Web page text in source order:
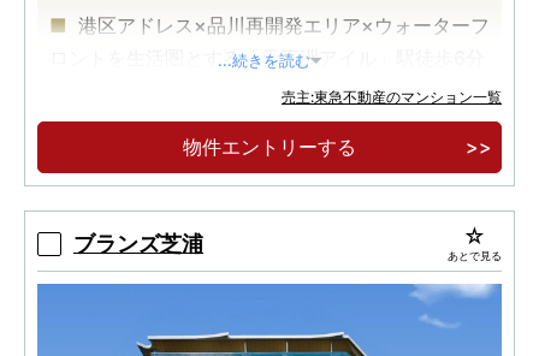
港区アドレス×品川再開発エリア×ウォーターフ
ロントを生活圏とする「天王洲アイル」駅徒歩6分
...続きを読む
売主:東急不動産のマンション一覧
物件エントリーする
ブランズ芝浦 あとで見る